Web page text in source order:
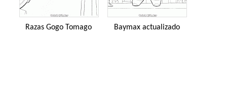
Razas Gogo Tomago Baymax actualizado